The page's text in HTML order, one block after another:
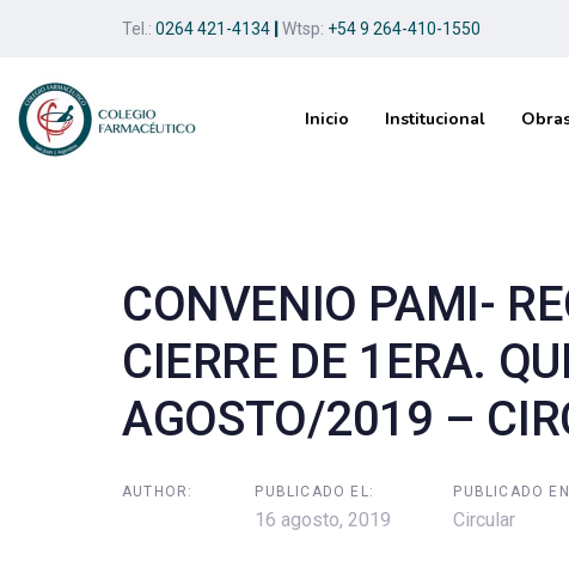
primary
navigation
Skip
Tel.: 0264 421-4134 Wtsp: +54 9 264-410-1550
Inicio Institucional
CONVENIO PAMI-
CIERRE DE 1ERA.
AGOSTO/2019 –
AUTHOR: PUBLICADO EL:
16 agosto, 2019
PUBLICADO
Circular